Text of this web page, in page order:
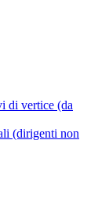
di vertice (da
(dirigenti non